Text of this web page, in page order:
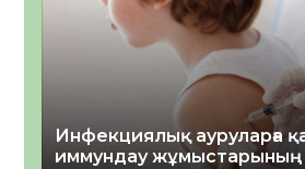
Инфекциялық ауруларға
иммундау жұмыстарының